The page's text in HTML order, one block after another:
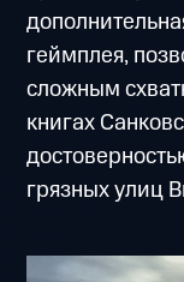
геймплея,
сложным
книгах
грязных улиц